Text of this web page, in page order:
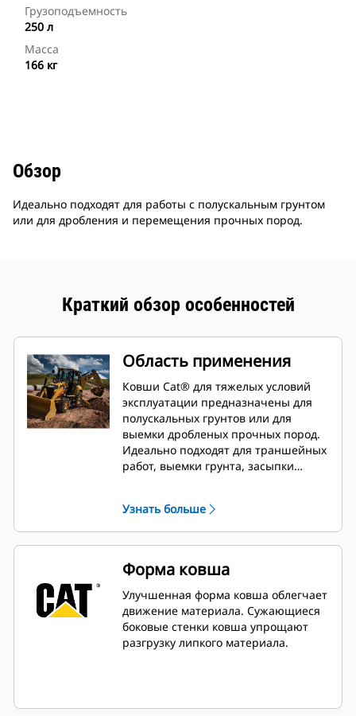
Грузоподъемность
250 л
Масса
166 кг
Обзор
Идеально подходят для работы с полускальным грунтом
или для дробления и перемещения прочных пород.
Краткий обзор особенностей
Область применения
Ковши Cat® для тяжелых условий
эксплуатации предназначены для
полускальных грунтов или для
выемки дробленых прочных пород.
Идеально подходят для траншейных
работ, выемки грунта, засыпки
ландшафтных и коммунальных
работах.
Узнать больше
Форма ковша
Улучшенная форма ковша облегчает
движение материала. Сужающиеся
боковые стенки ковша упрощают
разгрузку липкого материала.